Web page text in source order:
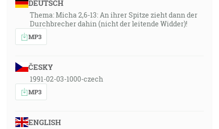
DEUTSCH
Thema: Micha 2,6-13: An ihrer Spitze zieht dann der
Durchbrecher dahin (nicht der leitende Widder)!
MP3
ČESKY
1991-02-03-1000-czech
MP3
ENGLISH